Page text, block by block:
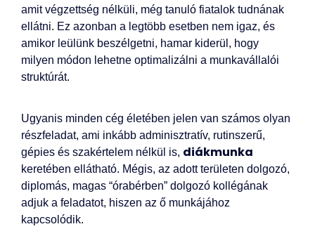
amit végzettség nélküli, még tanuló fiatalok tudnának
ellátni. Ez azonban a legtöbb esetben nem igaz, és
amikor leülünk beszélgetni, hamar kiderül, hogy
milyen módon lehetne optimalizálni a munkavállalói
struktúrát.
Ugyanis minden cég életében jelen van számos olyan
részfeladat, ami inkább adminisztratív, rutinszerű,
gépies és szakértelem nélkül is, diákmunka
keretében ellátható. Mégis, az adott területen dolgozó,
diplomás, magas “órabérben” dolgozó kollégának
adjuk a feladatot, hiszen az ő munkájához
kapcsolódik.